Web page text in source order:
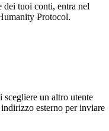
dei tuoi conti, entra nel
Protocol.
scegliere un altro utente
esterno per inviare